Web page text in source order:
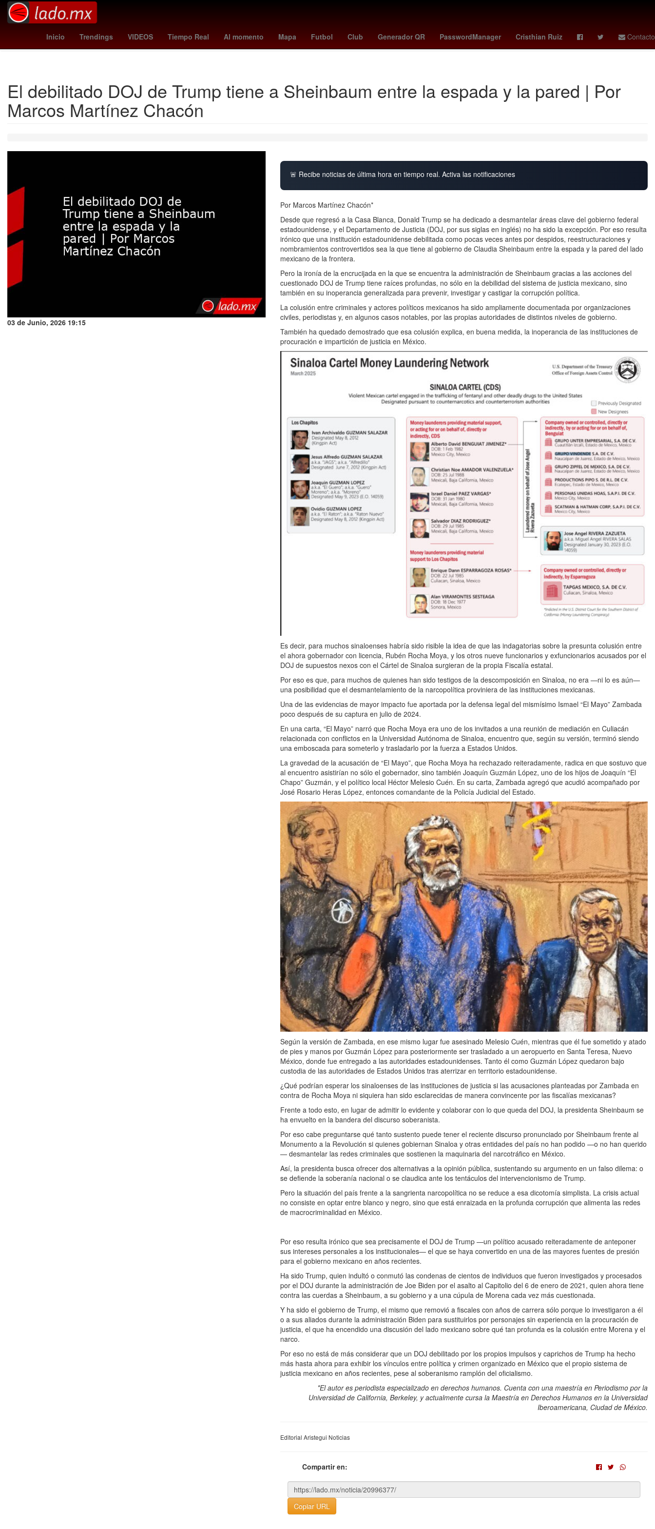
Inicio Trendings VIDEOS Tiempo Real Al momento Mapa Futbol Club Generador QR PasswordManager Cristhian Ruiz Contacto
ricardo adé estadísticas de selección de fútbol de brasil contra selección de fútbol de haití cristiano ronaldo jr. raphinha brazil world cup Filadelfia Musulmán
douglas santos
El debilitado DOJ de Trump tiene a Sheinbaum entre la espada y la pared | Por
Marcos Martínez Chacón
03 de Junio, 2026 19:15
🚨 Recibe noticias de última hora en tiempo real. Activa las notificaciones
Por Marcos Martínez Chacón*
Desde que regresó a la Casa Blanca, Donald Trump se ha dedicado a desmantelar áreas clave del gobierno federal
estadounidense, y el Departamento de Justicia (DOJ, por sus siglas en inglés) no ha sido la excepción. Por eso resulta
irónico que una institución estadounidense debilitada como pocas veces antes por despidos, reestructuraciones y
nombramientos controvertidos sea la que tiene al gobierno de Claudia Sheinbaum entre la espada y la pared del lado
mexicano de la frontera.
Pero la ironía de la encrucijada en la que se encuentra la administración de Sheinbaum gracias a las acciones del
cuestionado DOJ de Trump tiene raíces profundas, no sólo en la debilidad del sistema de justicia mexicano, sino
también en su inoperancia generalizada para prevenir, investigar y castigar la corrupción política.
La colusión entre criminales y actores políticos mexicanos ha sido ampliamente documentada por organizaciones
civiles, periodistas y, en algunos casos notables, por las propias autoridades de distintos niveles de gobierno.
También ha quedado demostrado que esa colusión explica, en buena medida, la inoperancia de las instituciones de
procuración e impartición de justicia en México.
Es decir, para muchos sinaloenses habría sido risible la idea de que las indagatorias sobre la presunta colusión entre
el ahora gobernador con licencia, Rubén Rocha Moya, y los otros nueve funcionarios y exfuncionarios acusados por el
DOJ de supuestos nexos con el Cártel de Sinaloa surgieran de la propia Fiscalía estatal.
Por eso es que, para muchos de quienes han sido testigos de la descomposición en Sinaloa, no era —ni lo es aún—
una posibilidad que el desmantelamiento de la narcopolítica proviniera de las instituciones mexicanas.
Una de las evidencias de mayor impacto fue aportada por la defensa legal del mismísimo Ismael “El Mayo” Zambada
poco después de su captura en julio de 2024.
En una carta, “El Mayo” narró que Rocha Moya era uno de los invitados a una reunión de mediación en Culiacán
relacionada con conflictos en la Universidad Autónoma de Sinaloa, encuentro que, según su versión, terminó siendo
una emboscada para someterlo y trasladarlo por la fuerza a Estados Unidos.
La gravedad de la acusación de “El Mayo”, que Rocha Moya ha rechazado reiteradamente, radica en que sostuvo que
al encuentro asistirían no sólo el gobernador, sino también Joaquín Guzmán López, uno de los hijos de Joaquín “El
Chapo” Guzmán, y el político local Héctor Melesio Cuén. En su carta, Zambada agregó que acudió acompañado por
José Rosario Heras López, entonces comandante de la Policía Judicial del Estado.
Según la versión de Zambada, en ese mismo lugar fue asesinado Melesio Cuén, mientras que él fue sometido y atado
de pies y manos por Guzmán López para posteriormente ser trasladado a un aeropuerto en Santa Teresa, Nuevo
México, donde fue entregado a las autoridades estadounidenses. Tanto él como Guzmán López quedaron bajo
custodia de las autoridades de Estados Unidos tras aterrizar en territorio estadounidense.
¿Qué podrían esperar los sinaloenses de las instituciones de justicia si las acusaciones planteadas por Zambada en
contra de Rocha Moya ni siquiera han sido esclarecidas de manera convincente por las fiscalías mexicanas?
Frente a todo esto, en lugar de admitir lo evidente y colaborar con lo que queda del DOJ, la presidenta Sheinbaum se
ha envuelto en la bandera del discurso soberanista.
Por eso cabe preguntarse qué tanto sustento puede tener el reciente discurso pronunciado por Sheinbaum frente al
Monumento a la Revolución si quienes gobiernan Sinaloa y otras entidades del país no han podido —o no han querido
— desmantelar las redes criminales que sostienen la maquinaria del narcotráfico en México.
Así, la presidenta busca ofrecer dos alternativas a la opinión pública, sustentando su argumento en un falso dilema: o
se defiende la soberanía nacional o se claudica ante los tentáculos del intervencionismo de Trump.
Pero la situación del país frente a la sangrienta narcopolítica no se reduce a esa dicotomía simplista. La crisis actual
no consiste en optar entre blanco y negro, sino que está enraizada en la profunda corrupción que alimenta las redes
de macrocriminalidad en México.
Por eso resulta irónico que sea precisamente el DOJ de Trump —un político acusado reiteradamente de anteponer
sus intereses personales a los institucionales— el que se haya convertido en una de las mayores fuentes de presión
para el gobierno mexicano en años recientes.
Ha sido Trump, quien indultó o conmutó las condenas de cientos de individuos que fueron investigados y procesados
por el DOJ durante la administración de Joe Biden por el asalto al Capitolio del 6 de enero de 2021, quien ahora tiene
contra las cuerdas a Sheinbaum, a su gobierno y a una cúpula de Morena cada vez más cuestionada.
Y ha sido el gobierno de Trump, el mismo que removió a fiscales con años de carrera sólo porque lo investigaron a él
o a sus aliados durante la administración Biden para sustituirlos por personajes sin experiencia en la procuración de
justicia, el que ha encendido una discusión del lado mexicano sobre qué tan profunda es la colusión entre Morena y el
narco.
Por eso no está de más considerar que un DOJ debilitado por los propios impulsos y caprichos de Trump ha hecho
más hasta ahora para exhibir los vínculos entre política y crimen organizado en México que el propio sistema de
justicia mexicano en años recientes, pese al soberanismo ramplón del oficialismo.
*El autor es periodista especializado en derechos humanos. Cuenta con una maestría en Periodismo por la
Universidad de California, Berkeley, y actualmente cursa la Maestría en Derechos Humanos en la Universidad
Iberoamericana, Ciudad de México.
Editorial Aristegui Noticias
Compartir en:
Copiar URL